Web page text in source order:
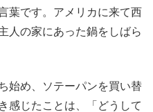
葉です。アメリカに来て西
人の家にあった鍋をしばら
始め、ソテーパンを買い替
感じたことは、「どうして